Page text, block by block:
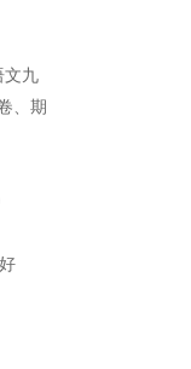
文九
、期